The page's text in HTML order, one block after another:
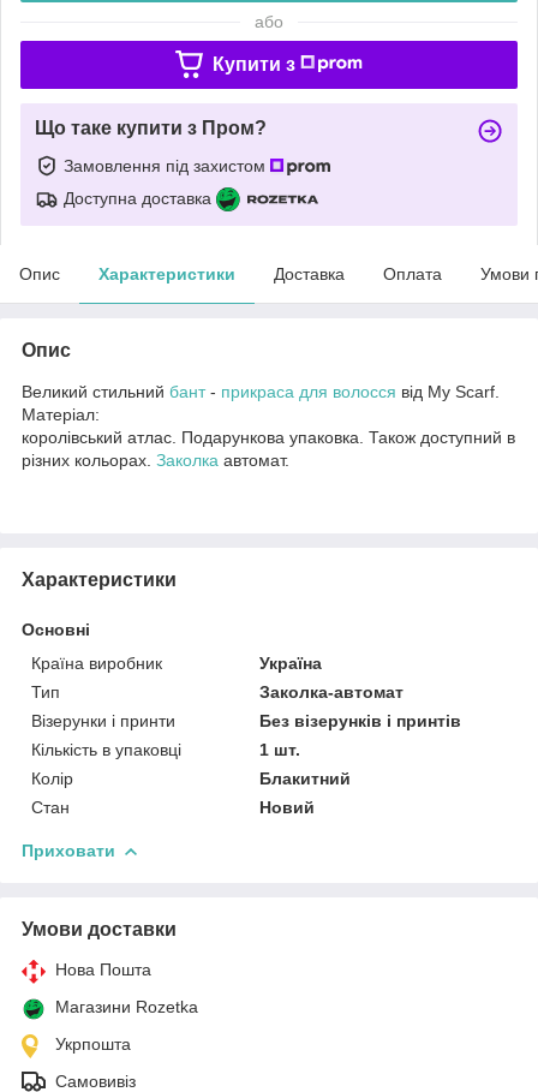
або
Купити з
Що таке купити з Пром?
Замовлення під захистом
Доступна доставка
Опис Характеристики Доставка Оплата Умови
Опис
Великий стильний бант- прикраса для волосся від My Scarf.
Матеріал:
королівський атлас. Подарункова упаковка. Також доступний в
різних кольорах. Заколка автомат.
Характеристики
Основні
Країна виробник
Україна
Тип
Заколка-автомат
Візерунки і принти
Без візерунків і принтів
Кількість в упаковці
1 шт.
Колір
Блакитний
Стан
Новий
Приховати
Умови доставки
Нова Пошта
Магазини Rozetka
Укрпошта
Самовивіз